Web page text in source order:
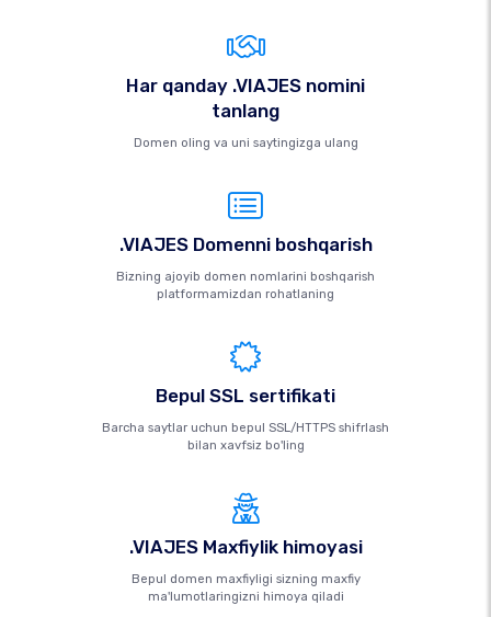
Har qanday .VIAJES nomini
tanlang
Domen oling va uni saytingizga ulang
.VIAJES Domenni boshqarish
Bizning ajoyib domen nomlarini boshqarish
platformamizdan rohatlaning
Bepul SSL sertifikati
Barcha saytlar uchun bepul SSL/HTTPS shifrlash
bilan xavfsiz bo'ling
.VIAJES Maxfiylik himoyasi
Bepul domen maxfiyligi sizning maxfiy
ma'lumotlaringizni himoya qiladi